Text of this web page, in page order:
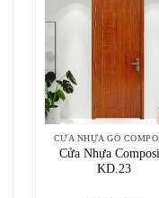
Cửa Nhựa
KD.23